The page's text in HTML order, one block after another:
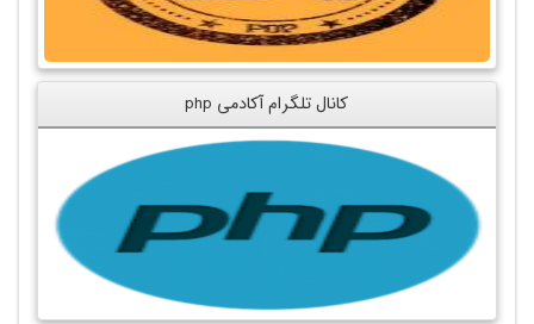
کانال تلگرام آکادمی php